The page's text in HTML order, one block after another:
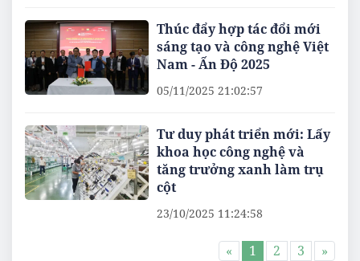
Thúc đẩy hợp tác đổi mới
sáng tạo và công nghệ Việt
Nam - Ấn Độ 2025
05/11/2025 21:02:57
Tư duy phát triển mới: Lấy
khoa học công nghệ và
tăng trưởng xanh làm trụ
cột
23/10/2025 11:24:58
« 1 2 3 »